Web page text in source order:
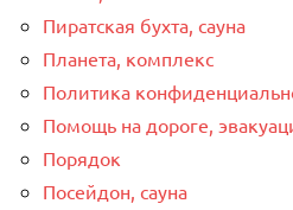
Пиратская бухта, сауна
Планета, комплекс
Политика
Помощь на дороге,
Порядок
Посейдон, сауна